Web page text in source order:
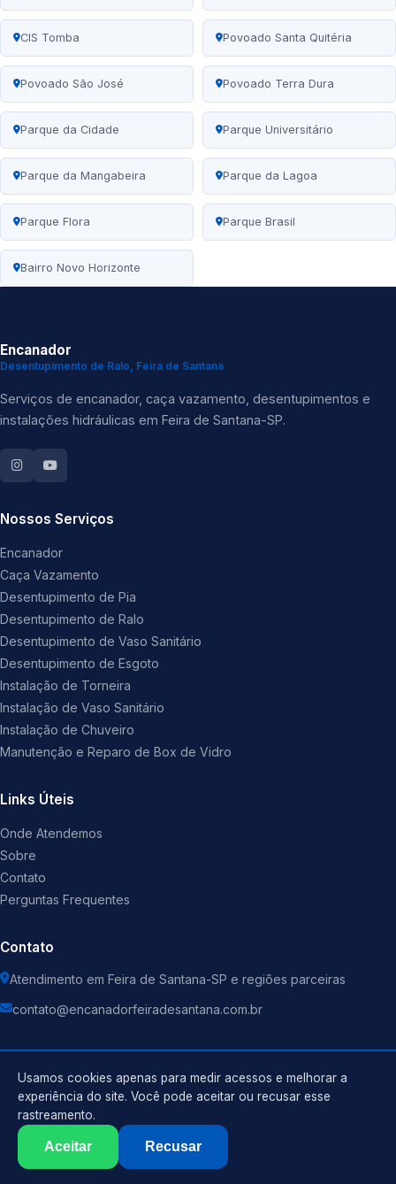
CIS Tomba Povoado Santa Quitéria
Povoado São José Povoado Terra Dura
Parque da Cidade Parque Universitário
Parque da Mangabeira Parque da Lagoa
Parque Flora Parque Brasil
Bairro Novo Horizonte
Encanador
Desentupimento de Ralo, Feira de Santana
Serviços de encanador, caça vazamento, desentupimentos e
instalações hidráulicas em Feira de Santana-SP.
Nossos Serviços
Encanador
Caça Vazamento
Desentupimento de Pia
Desentupimento de Ralo
Desentupimento de Vaso Sanitário
Desentupimento de Esgoto
Instalação de Torneira
Instalação de Vaso Sanitário
Instalação de Chuveiro
Manutenção e Reparo de Box de Vidro
Links Úteis
Onde Atendemos
Sobre
Contato
Perguntas Frequentes
Contato
Atendimento em Feira de Santana-SP e regiões parceiras
contato@encanadorfeiradesantana.com.br
2026 Encanador . Todos os direitos reservados.
Política de Privacidade
Termos de Uso
Usamos cookies apenas para medir acessos e melhorar a
experiência do site. Você pode aceitar ou recusar esse
rastreamento.
Aceitar Recusar